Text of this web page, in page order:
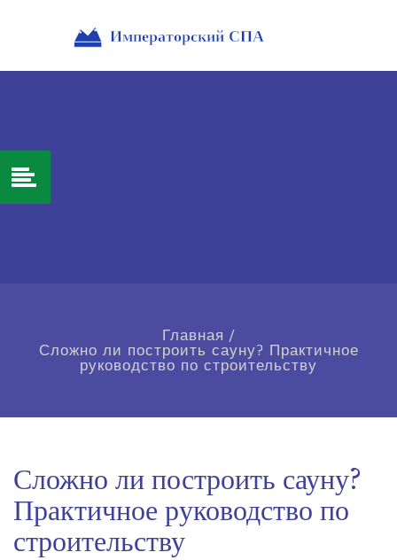
Главная /
Сложно ли построить сауну? Практичное
руководство по строительству
Сложно ли построить сауну?
Практичное руководство по
строительству